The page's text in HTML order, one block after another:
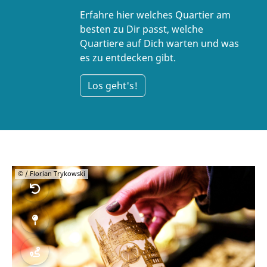
Erfahre hier welches Quartier am
besten zu Dir passt, welche
Quartiere auf Dich warten und was
es zu entdecken gibt.
Los geht's!
© / Florian Trykowski